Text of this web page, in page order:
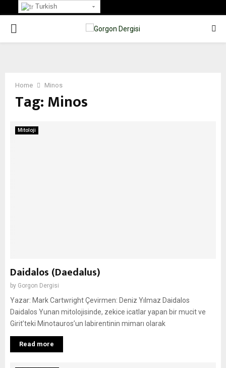
PRIMARY
Home Minos
Tag:Minos
Mitoloji
Daidalos (Daedalus)
by Gorgon Dergisi
Yazar: Mark Cartwright Çevirmen: Deniz Yılmaz Daidalos
Daidalos Yunan mitolojisinde, zekice icatlar yapan bir mucit ve
Girit’teki Minotauros’un labirentinin mimarı olarak
Read more
Turkish